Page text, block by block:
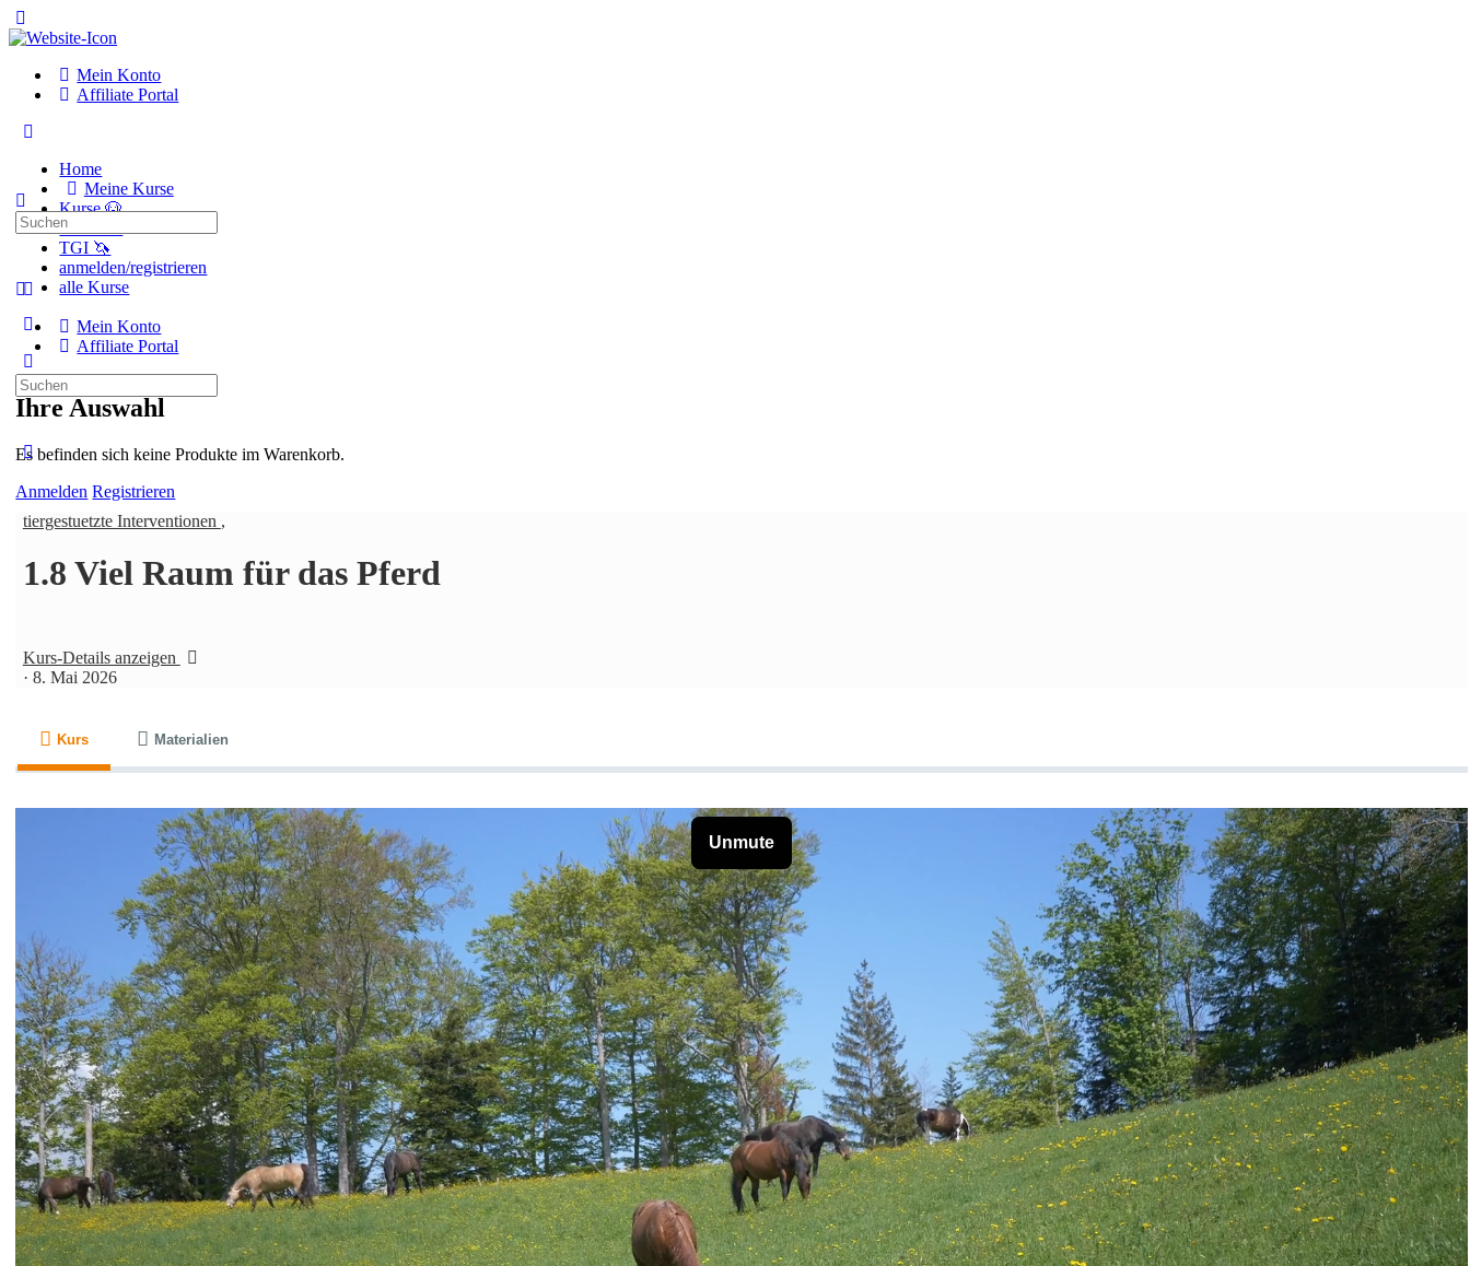
Side
Mein Konto
Affiliate Portal
PanelHome
Meine Kurse
Kurse 🐶
Kurse 🐴
TGI 🦄
anmelden/registrieren
alle Kurse
Weitere
Optionen
Ihre Auswahl
Es befinden sich keine Produkte im Warenkorb.
Anmelden Registrieren
Suchen
nach:
Mein Konto
Affiliate Portal
Suchen
nach:
Close
tiergestuetzte Interventionen ,
1.8 Viel Raum für das Pferd
Kurs-Details anzeigen
· 8. Mai 2026
Kurs Materialien